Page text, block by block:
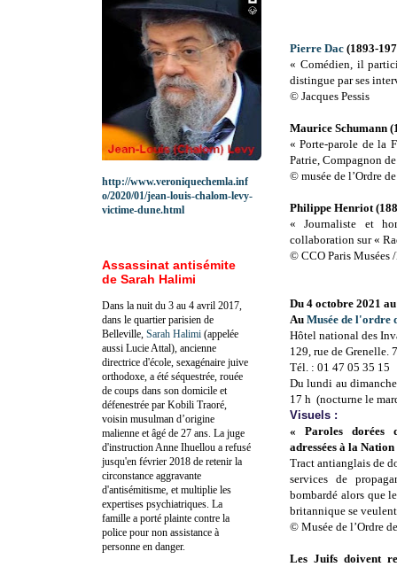
Pierre Dac (1893-
« Comédien, il
distingue par ses
© Jacques Pessis
Maurice Schumann
« Porte-parole de la
Patrie, Compagnon
© musée de l’Ordre
Philippe Henriot
« Journaliste et
collaboration sur «
© CCO Paris Musées
Du 4 octobre 2021
Au Musée de l'ordre
Hôtel national des
129, rue de Grenelle.
Tél. : 01 47 05 35 15
Du lundi au
17 h (nocturne le
Visuels :
« Paroles dorées
adressées à la
Tract antianglais de
services de
bombardé alors que
britannique se veulent
© Musée de l’Ordre
Les Juifs doivent
http://www.veroniquechemla.inf
o/2020/01/jean-louis-chalom-levy-
victime-dune.html
Assassinat antisémite
de Sarah Halimi
Dans la nuit du 3 au 4 avril 2017,
dans le quartier parisien de
Belleville, Sarah Halimi (appelée
aussi Lucie Attal), ancienne
directrice d'école, sexagénaire juive
orthodoxe, a été séquestrée, rouée
de coups dans son domicile et
défenestrée par Kobili Traoré,
voisin musulman d’origine
malienne et âgé de 27 ans. La juge
d'instruction Anne Ihuellou a refusé
jusqu'en février 2018 de retenir la
circonstance aggravante
d'antisémitisme, et multiplie les
expertises psychiatriques. La
famille a porté plainte contre la
police pour non assistance à
personne en danger.